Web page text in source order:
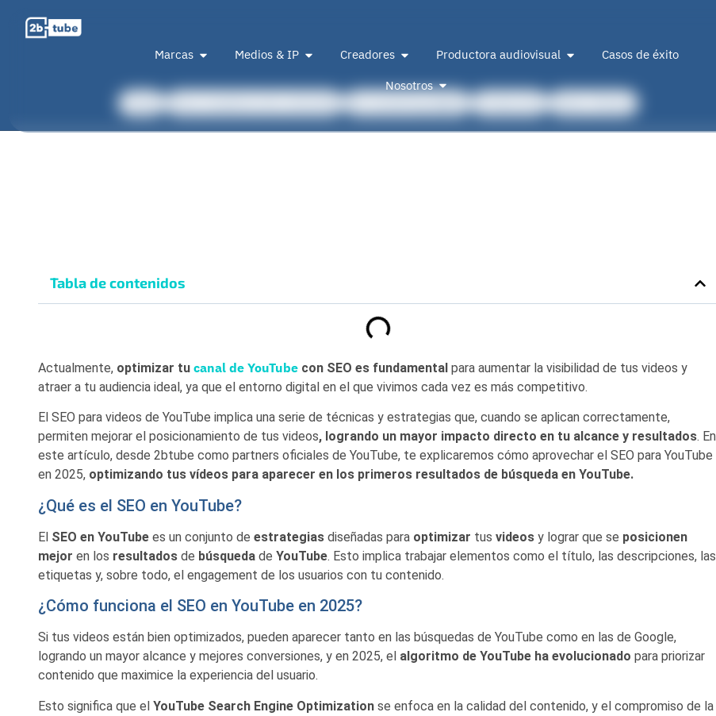
Marcas Medios & IP Creadores Productora audiovisual Casos de éxito
Nosotros
Tabla de contenidos
Actualmente, optimizar tu canal de YouTube con SEO es fundamental para aumentar la visibilidad de tus videos y
atraer a tu audiencia ideal, ya que el entorno digital en el que vivimos cada vez es más competitivo.
El SEO para videos de YouTube implica una serie de técnicas y estrategias que, cuando se aplican correctamente,
permiten mejorar el posicionamiento de tus videos, logrando un mayor impacto directo en tu alcance y resultados. En
este artículo, desde 2btube como partners oficiales de YouTube, te explicaremos cómo aprovechar el SEO para YouTube
en 2025, optimizando tus vídeos para aparecer en los primeros resultados de búsqueda en YouTube.
¿Qué es el SEO en YouTube?
El SEO en YouTube es un conjunto de estrategias diseñadas para optimizar tus videos y lograr que se posicionen
mejor en los resultados de búsqueda de YouTube. Esto implica trabajar elementos como el título, las descripciones, las
etiquetas y, sobre todo, el engagement de los usuarios con tu contenido.
¿Cómo funciona el SEO en YouTube en 2025?
Si tus videos están bien optimizados, pueden aparecer tanto en las búsquedas de YouTube como en las de Google,
logrando un mayor alcance y mejores conversiones, y en 2025, el algoritmo de YouTube ha evolucionado para priorizar
contenido que maximice la experiencia del usuario.
Esto significa que el YouTube Search Engine Optimization se enfoca en la calidad del contenido, y el compromiso de la